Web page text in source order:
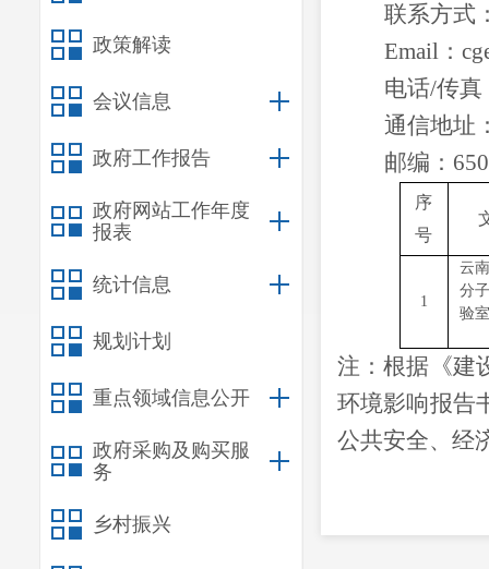
政策解读
会议信息
政府工作报告
政府网站工作年度
报表
统计信息
规划计划
重点领域信息公开
政府采购及购买服
务
乡村振兴
联系方式
Email：
电话/传真
通信地址
邮编：
序
号
1
云
分
验
注：根据《建
环境影响报告
公共安全、经